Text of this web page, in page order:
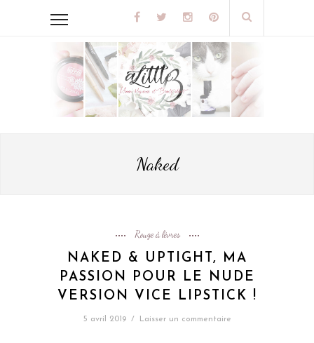
Naked
Rouge à lèvres
NAKED & UPTIGHT, MA
PASSION POUR LE NUDE
VERSION VICE LIPSTICK !
5 avril 2019 / Laisser un commentaire